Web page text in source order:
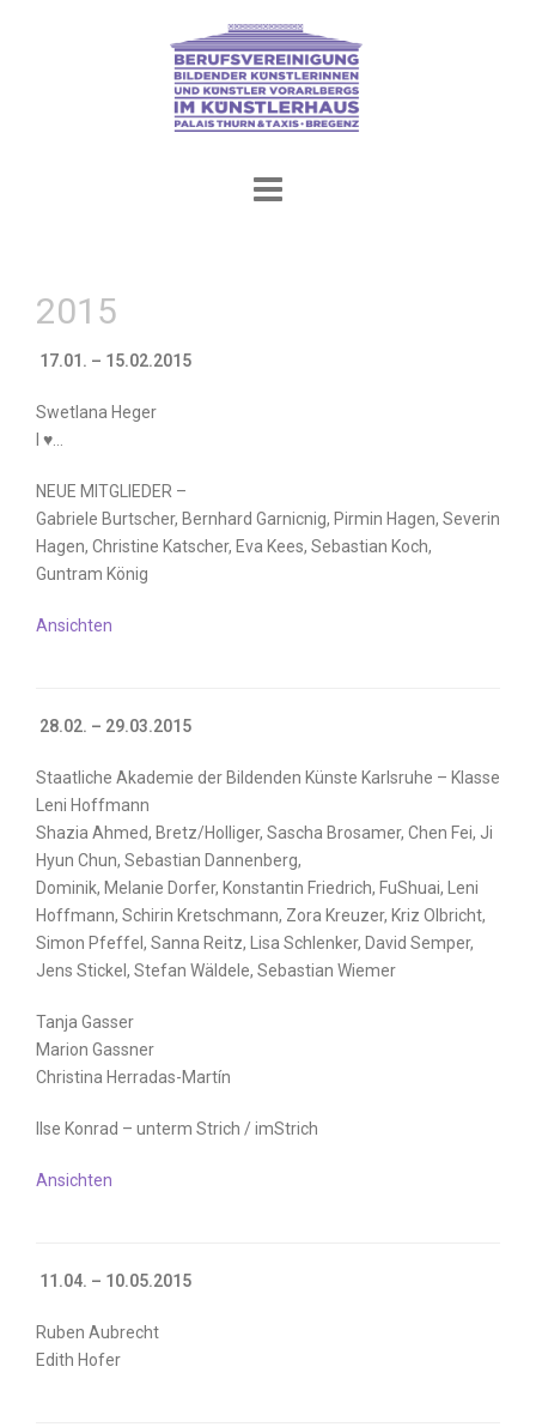
2015
17.01. – 15.02.2015
Swetlana Heger
I ♥…
NEUE MITGLIEDER –
Gabriele Burtscher, Bernhard Garnicnig, Pirmin Hagen, Severin
Hagen, Christine Katscher, Eva Kees, Sebastian Koch,
Guntram König
Ansichten
28.02. – 29.03.2015
Staatliche Akademie der Bildenden Künste Karlsruhe – Klasse
Leni Hoffmann
Shazia Ahmed, Bretz/Holliger, Sascha Brosamer, Chen Fei, Ji
Hyun Chun, Sebastian Dannenberg,
Dominik, Melanie Dorfer, Konstantin Friedrich, FuShuai, Leni
Hoffmann, Schirin Kretschmann, Zora Kreuzer, Kriz Olbricht,
Simon Pfeffel, Sanna Reitz, Lisa Schlenker, David Semper,
Jens Stickel, Stefan Wäldele, Sebastian Wiemer
Tanja Gasser
Marion Gassner
Christina Herradas-Martín
Ilse Konrad – unterm Strich / imStrich
Ansichten
11.04. – 10.05.2015
Ruben Aubrecht
Edith Hofer